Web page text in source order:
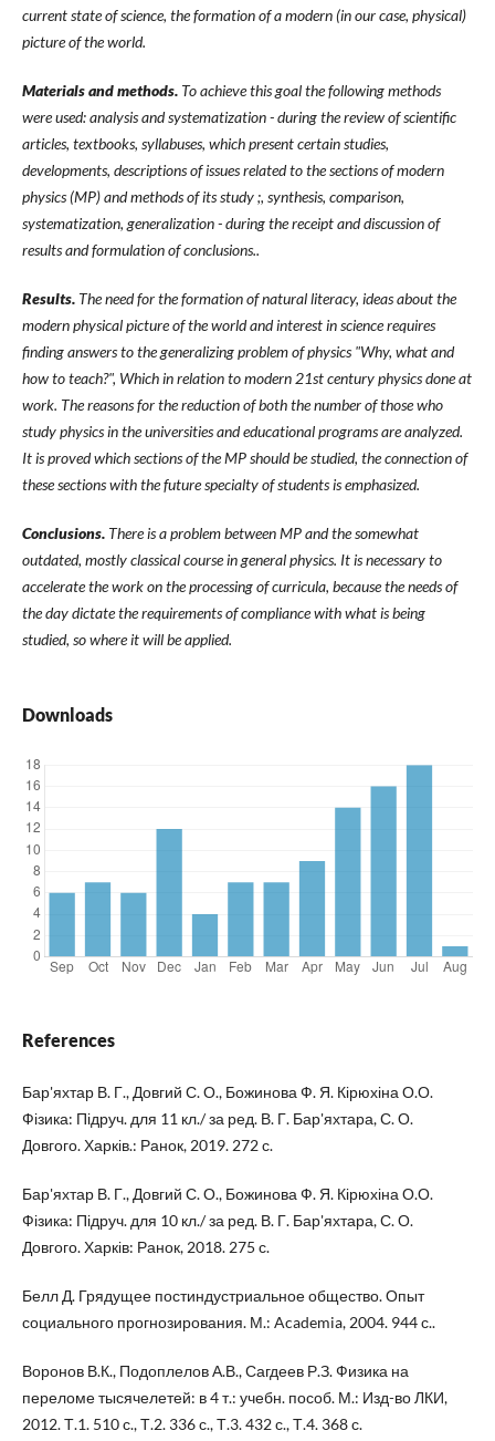
current state of science, the formation of a modern (in our case, physical)
picture of the world.
Materials and methods.To achieve this goal the following methods
were used: analysis and systematization - during the review of scientific
articles, textbooks, syllabuses, which present certain studies,
developments, descriptions of issues related to the sections of modern
physics (MP) and methods of its study ;, synthesis, comparison,
systematization, generalization - during the receipt and discussion of
results and formulation of conclusions..
Results.The need for the formation of natural literacy, ideas about the
modern physical picture of the world and interest in science requires
finding answers to the generalizing problem of physics "Why, what and
how to teach?", Which in relation to modern 21st century physics done at
work. The reasons for the reduction of both the number of those who
study physics in the universities and educational programs are analyzed.
It is proved which sections of the MP should be studied, the connection of
these sections with the future specialty of students is emphasized.
Conclusions.There is a problem between MP and the somewhat
outdated, mostly classical course in general physics. It is necessary to
accelerate the work on the processing of curricula, because the needs of
the day dictate the requirements of compliance with what is being
studied, so where it will be applied.
Downloads
References
Бар'яхтар В. Г., Довгий С. О., Божинова Ф. Я. Кірюхіна О.О.
Фізика: Підруч. для 11 кл./ за ред. В. Г. Бар'яхтара, С. О.
Довгого. Харків.: Ранок, 2019. 272 с.
Бар'яхтар В. Г., Довгий С. О., Божинова Ф. Я. Кірюхіна О.О.
Фізика: Підруч. для 10 кл./ за ред. В. Г. Бар'яхтара, С. О.
Довгого. Харків: Ранок, 2018. 275 с.
Белл Д. Грядущее постиндустриальное общество. Опыт
социального прогнозирования. М.: Academia, 2004. 944 с..
Воронов В.К., Подоплелов А.В., Сагдеев Р.З. Физика на
переломе тысячелетей: в 4 т.: учебн. пособ. М.: Изд-во ЛКИ,
2012. Т.1. 510 с., Т.2. 336 с., Т.3. 432 с., Т.4. 368 с.